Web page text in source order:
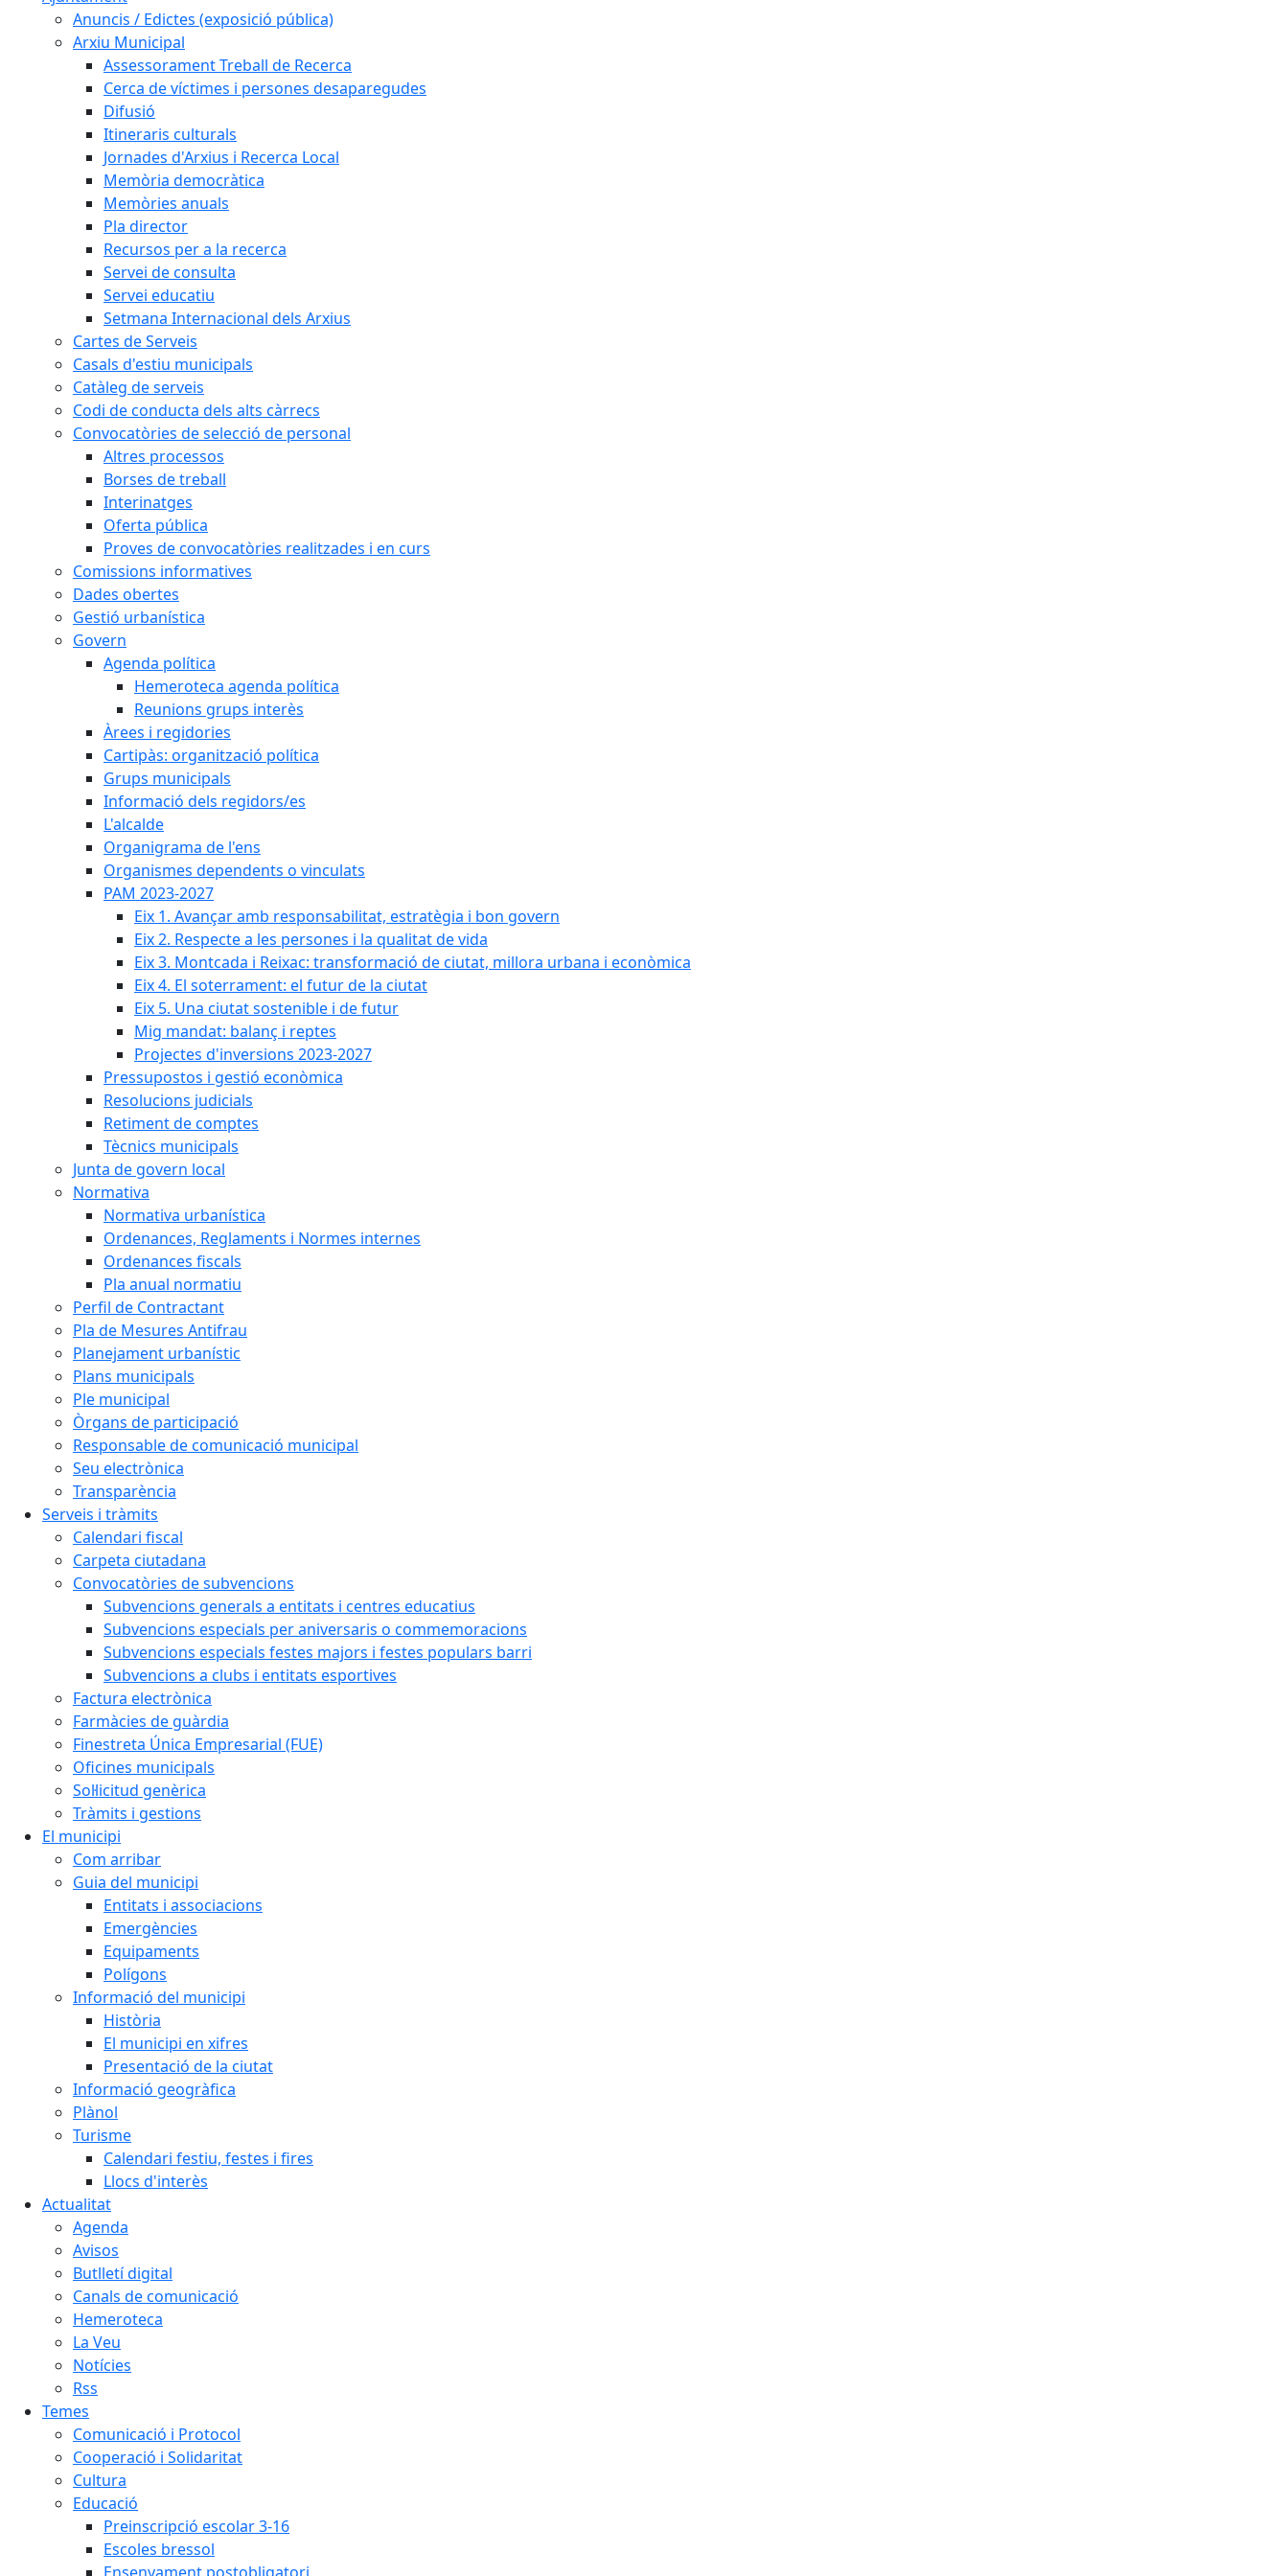
Anuncis / Edictes (exposició pública)
Arxiu Municipal
Assessorament Treball de Recerca
Cerca de víctimes i persones desaparegudes
Difusió
Itineraris culturals
Jornades d'Arxius i Recerca Local
Memòria democràtica
Memòries anuals
Pla director
Recursos per a la recerca
Servei de consulta
Servei educatiu
Setmana Internacional dels Arxius
Cartes de Serveis
Casals d'estiu municipals
Catàleg de serveis
Codi de conducta dels alts càrrecs
Convocatòries de selecció de personal
Altres processos
Borses de treball
Interinatges
Oferta pública
Proves de convocatòries realitzades i en curs
Comissions informatives
Dades obertes
Gestió urbanística
Govern
Agenda política
Hemeroteca agenda política
Reunions grups interès
Àrees i regidories
Cartipàs: organització política
Grups municipals
Informació dels regidors/es
L'alcalde
Organigrama de l'ens
Organismes dependents o vinculats
PAM 2023-2027
Eix 1. Avançar amb responsabilitat, estratègia i bon govern
Eix 2. Respecte a les persones i la qualitat de vida
Eix 3. Montcada i Reixac: transformació de ciutat, millora urbana i econòmica
Eix 4. El soterrament: el futur de la ciutat
Eix 5. Una ciutat sostenible i de futur
Mig mandat: balanç i reptes
Projectes d'inversions 2023-2027
Pressupostos i gestió econòmica
Resolucions judicials
Retiment de comptes
Tècnics municipals
Junta de govern local
Normativa
Normativa urbanística
Ordenances, Reglaments i Normes internes
Ordenances fiscals
Pla anual normatiu
Perfil de Contractant
Pla de Mesures Antifrau
Planejament urbanístic
Plans municipals
Ple municipal
Òrgans de participació
Responsable de comunicació municipal
Seu electrònica
Transparència
Serveis i tràmits
Calendari fiscal
Carpeta ciutadana
Convocatòries de subvencions
Subvencions generals a entitats i centres educatius
Subvencions especials per aniversaris o commemoracions
Subvencions especials festes majors i festes populars barri
Subvencions a clubs i entitats esportives
Factura electrònica
Farmàcies de guàrdia
Finestreta Única Empresarial (FUE)
Oficines municipals
Sol·licitud genèrica
Tràmits i gestions
El municipi
Com arribar
Guia del municipi
Entitats i associacions
Emergències
Equipaments
Polígons
Informació del municipi
Història
El municipi en xifres
Presentació de la ciutat
Informació geogràfica
Plànol
Turisme
Calendari festiu, festes i fires
Llocs d'interès
Actualitat
Agenda
Avisos
Butlletí digital
Canals de comunicació
Hemeroteca
La Veu
Notícies
Rss
Temes
Comunicació i Protocol
Cooperació i Solidaritat
Cultura
Educació
Preinscripció escolar 3-16
Escoles bressol